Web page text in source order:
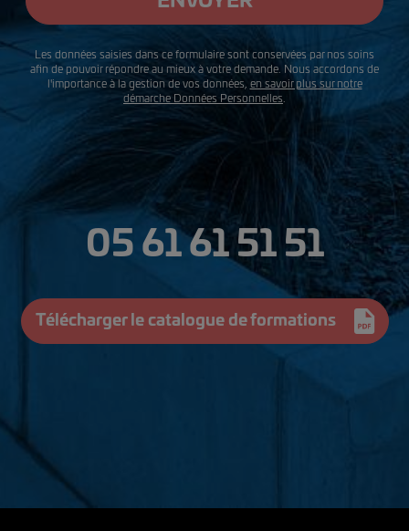
Les données saisies dans ce formulaire sont conservées par nos soins
afin de pouvoir répondre au mieux à votre demande. Nous accordons de
l'importance à la gestion de vos données, en savoir plus sur notre
démarche Données Personnelles
05 61 61 51 51
Télécharger le catalogue de formations